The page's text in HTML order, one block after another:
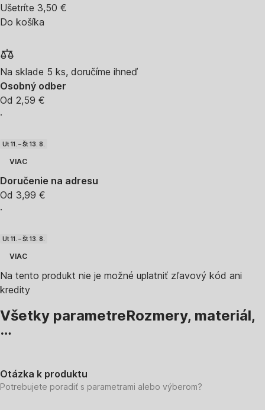
Ušetríte 3,50 €
Do košíka
Na sklade 5 ks, doručíme ihneď
Osobný odber
Od 2,59 €
·
Ut 11. – Št 13. 8.
VIAC
Doručenie na adresu
Od 3,99 €
·
Ut 11. – Št 13. 8.
VIAC
Na tento produkt nie je možné uplatniť zľavový kód ani
kredity
Všetky parametreRozmery, materiál,
…
Otázka k produktu
Potrebujete poradiť s parametrami alebo výberom?